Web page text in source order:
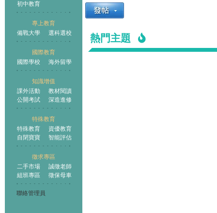
初中教育
專上教育
備戰大學
選科選校
國際教育
國際學校
海外留學
知識增值
課外活動
教材閱讀
公開考試
深造進修
特殊教育
特殊教育
資優教育
自閉寶寶
智能評估
徵求專區
二手市場
誠徵老師
組班專區
徵保母車
聯絡管理員
熱門主題